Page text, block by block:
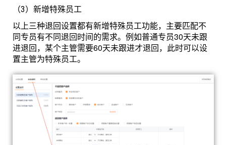
（3）新增特殊员工
以上三种退回设置都有新增特殊员工功能，主要匹配不
同专员有不同退回时间的需求。例如普通专员30天未跟
进退回，某个主管需要60天未跟进才退回，此时可以设
置主管为特殊员工。